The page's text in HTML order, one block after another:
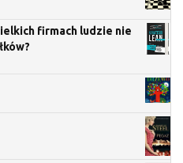
firmach ludzie nie